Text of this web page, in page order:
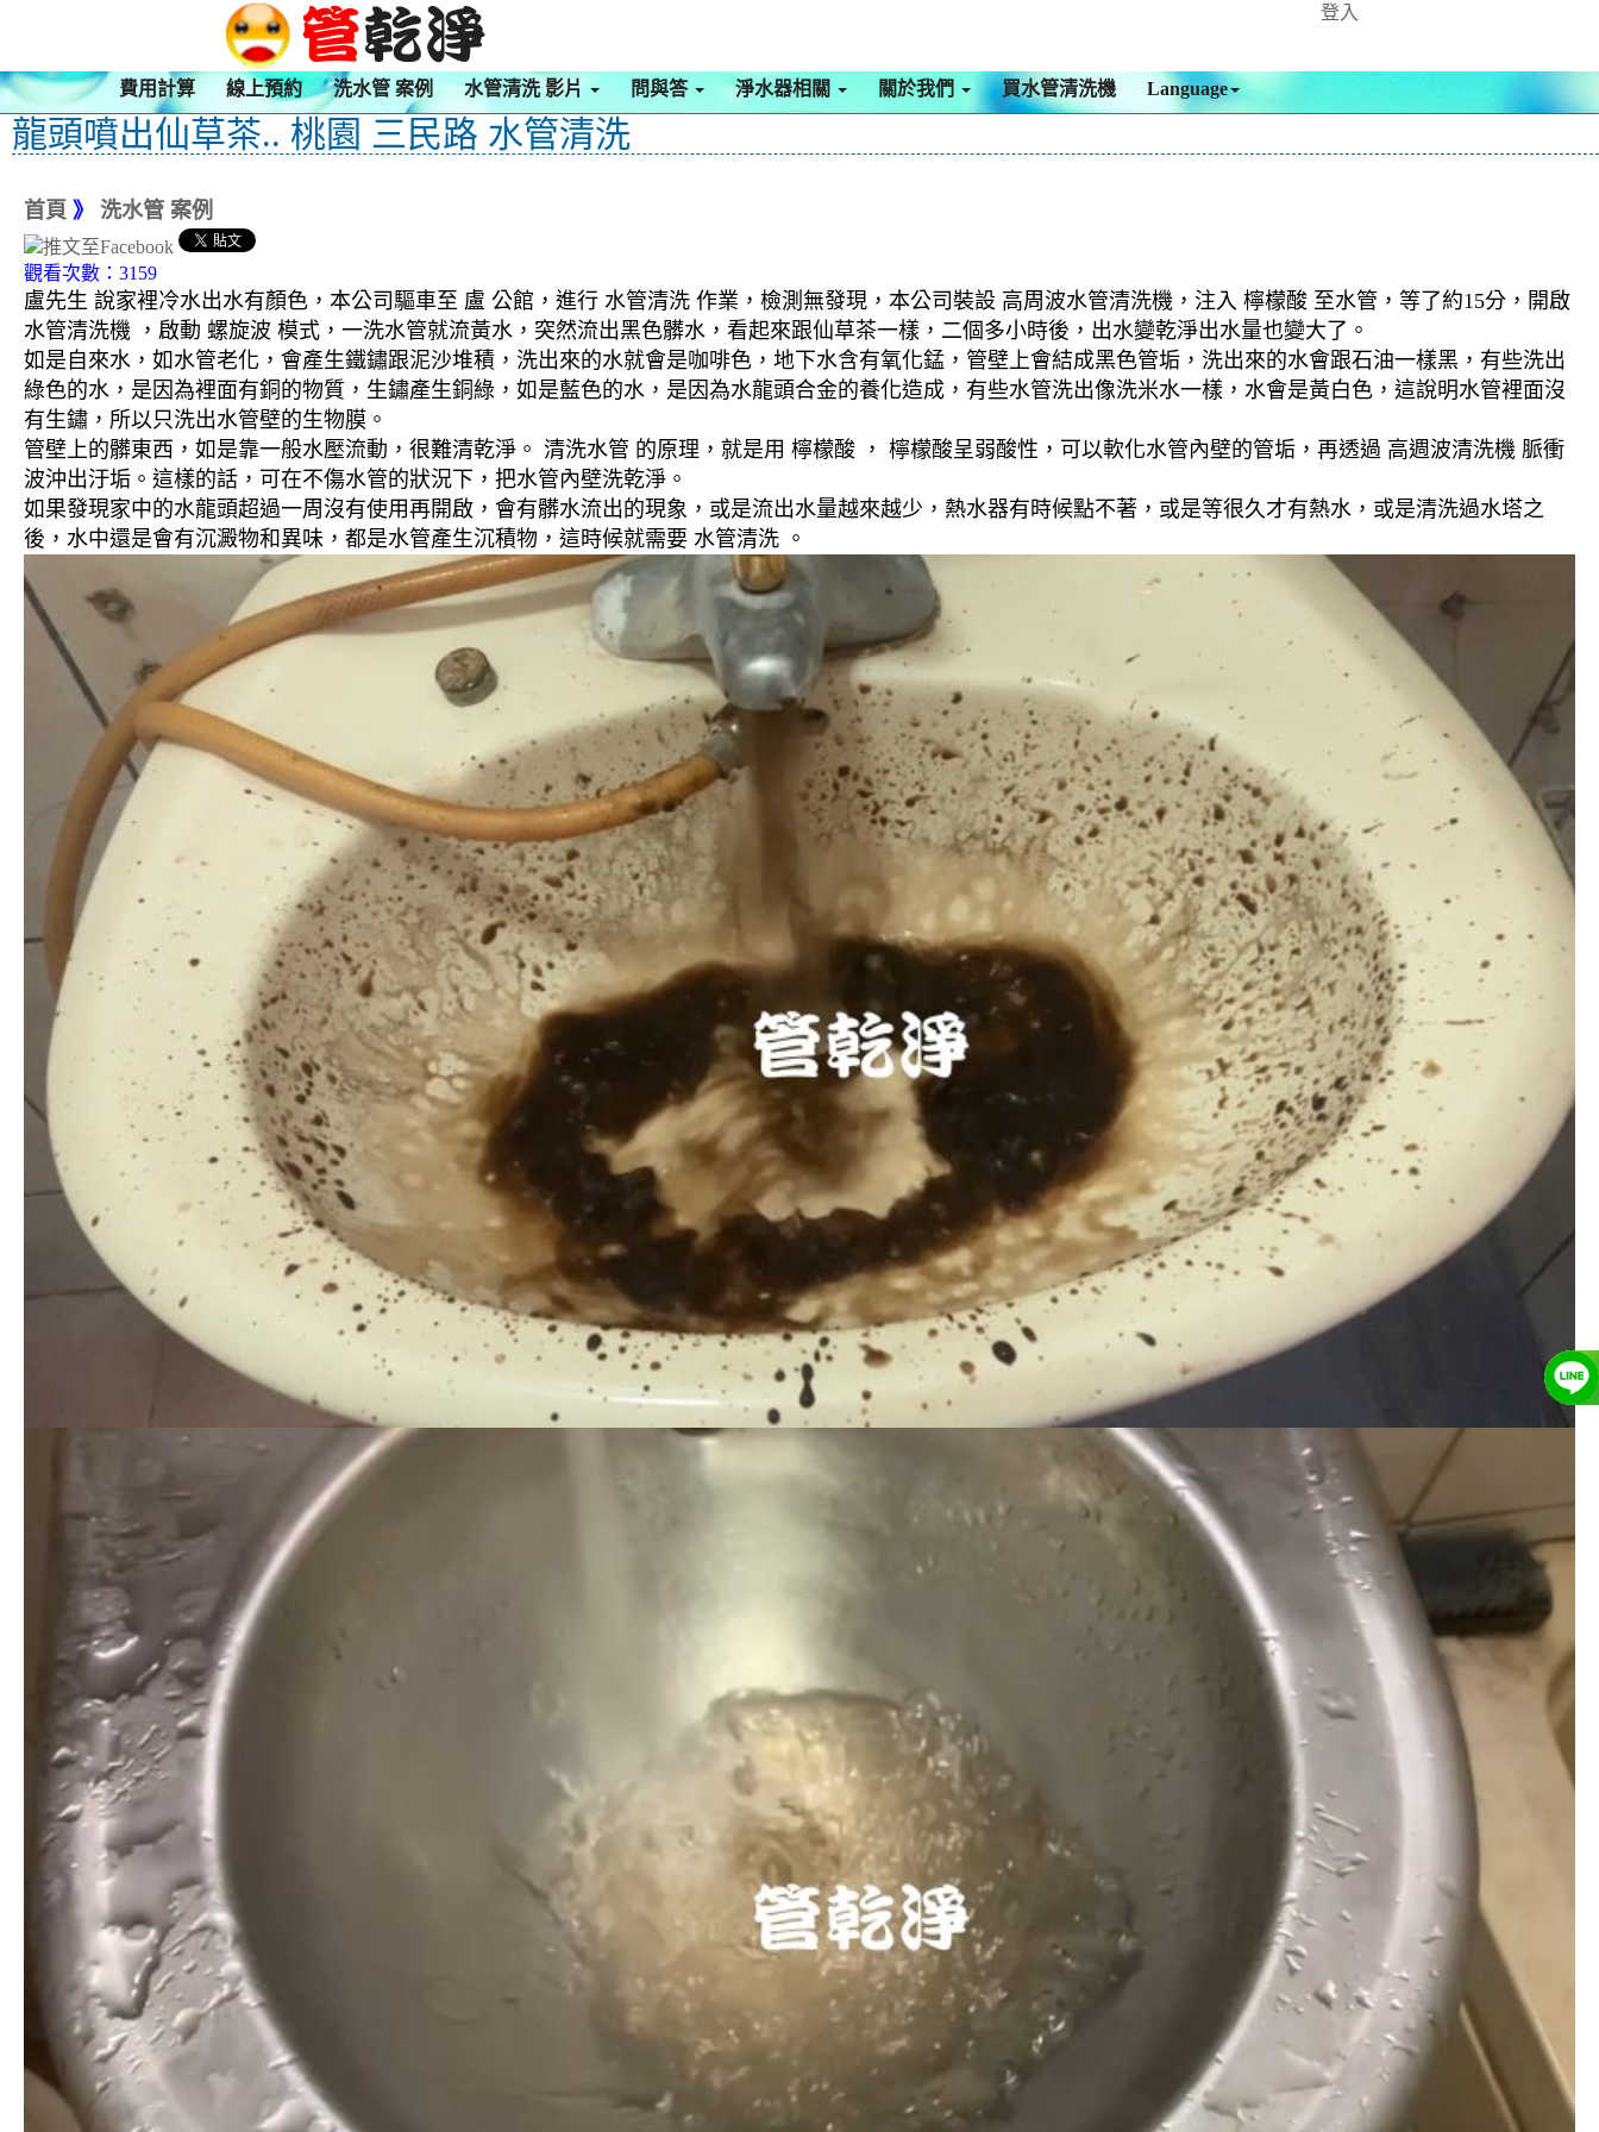
登入
費用計算 線上預約 洗水管 案例 水管清洗 影片 問與答 淨水器相關 關於我們 買水管清洗機 Language
龍頭噴出仙草茶.. 桃園 三民路 水管清洗
首頁 》 洗水管 案例
觀看次數：3159
盧先生 說家裡冷水出水有顏色，本公司驅車至 盧 公館，進行 水管清洗 作業，檢測無發現，本公司裝設 高周波水管清洗機，注入 檸檬酸 至水管，等了約15分，開啟
水管清洗機 ，啟動 螺旋波 模式，一洗水管就流黃水，突然流出黑色髒水，看起來跟仙草茶一樣，二個多小時後，出水變乾淨出水量也變大了。
如是自來水，如水管老化，會產生鐵鏽跟泥沙堆積，洗出來的水就會是咖啡色，地下水含有氧化錳，管壁上會結成黑色管垢，洗出來的水會跟石油一樣黑，有些洗出
綠色的水，是因為裡面有銅的物質，生鏽產生銅綠，如是藍色的水，是因為水龍頭合金的養化造成，有些水管洗出像洗米水一樣，水會是黃白色，這說明水管裡面沒
有生鏽，所以只洗出水管壁的生物膜。
管壁上的髒東西，如是靠一般水壓流動，很難清乾淨。 清洗水管 的原理，就是用 檸檬酸 ， 檸檬酸呈弱酸性，可以軟化水管內壁的管垢，再透過 高週波清洗機 脈衝
波沖出汙垢。這樣的話，可在不傷水管的狀況下，把水管內壁洗乾淨。
如果發現家中的水龍頭超過一周沒有使用再開啟，會有髒水流出的現象，或是流出水量越來越少，熱水器有時候點不著，或是等很久才有熱水，或是清洗過水塔之
後，水中還是會有沉澱物和異味，都是水管產生沉積物，這時候就需要 水管清洗 。